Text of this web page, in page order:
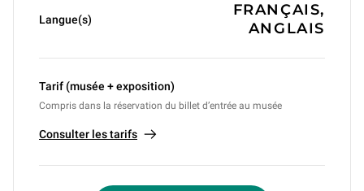
Langue(s)
FRANÇAIS,
ANGLAIS
Tarif (musée + exposition)
Compris dans la réservation du billet d’entrée au musée
Consulter les tarifs